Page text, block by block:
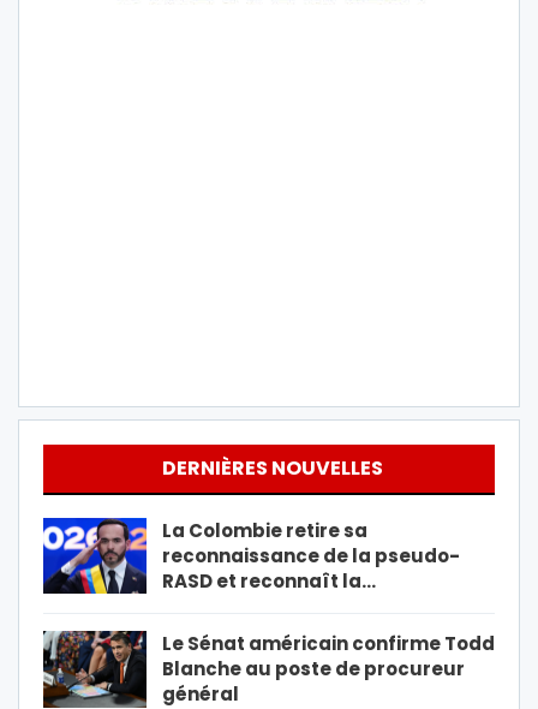
DERNIÈRES NOUVELLES
La Colombie retire sa
reconnaissance de la pseudo-
RASD et reconnaît la…
Le Sénat américain confirme Todd
Blanche au poste de procureur
général